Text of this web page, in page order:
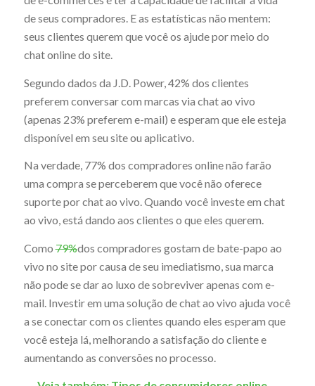
de seus compradores. E as estatísticas não mentem:
seus clientes querem que você os ajude por meio do
chat online do site.
Segundo dados da J.D. Power, 42% dos clientes
preferem conversar com marcas via chat ao vivo
(apenas 23% preferem e-mail) e esperam que ele esteja
disponível em seu site ou aplicativo.
Na verdade, 77% dos compradores online não farão
uma compra se perceberem que você não oferece
suporte por chat ao vivo. Quando você investe em chat
ao vivo, está dando aos clientes o que eles querem.
Como79%dos compradores gostam de bate-papo ao
vivo no site por causa de seu imediatismo, sua marca
não pode se dar ao luxo de sobreviver apenas com e-
mail. Investir em uma solução de chat ao vivo ajuda você
a se conectar com os clientes quando eles esperam que
você esteja lá, melhorando a satisfação do cliente e
aumentando as conversões no processo.